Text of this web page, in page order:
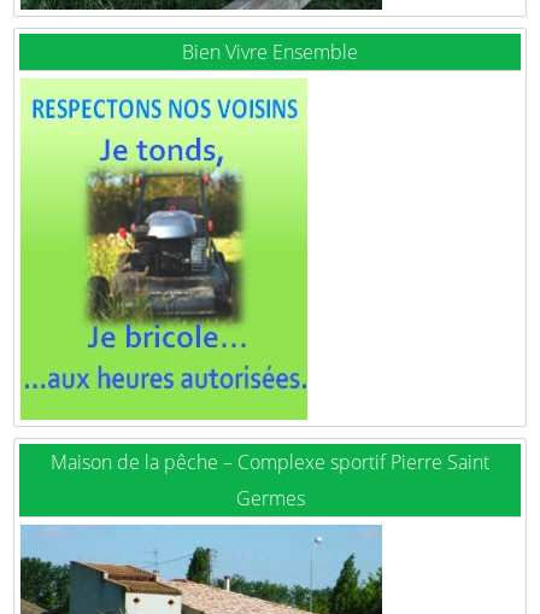
Bien Vivre Ensemble
Maison de la pêche – Complexe sportif Pierre Saint
Germes